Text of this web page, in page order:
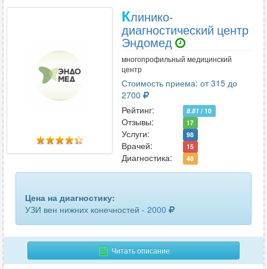
паращитовидных желез
3
периферических лимфоузлов
периферических нервов
плечевого сплетения
плечевого сустава
поджелудочной железы
подчелюстных лимфоузлов 2
Клинико-
диагностический центр
Эндомед
многопрофильный медицинский
центр
Стоимость приема: от 315 до
2700
Рейтинг:
8.81 / 10
Отзывы: 17
Услуги: 98
Врачей: 15
Диагностика: 48
Цена на диагностику:
УЗИ вен нижних конечностей - 2000
Читать описание